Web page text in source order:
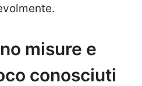
misure e
conosciuti